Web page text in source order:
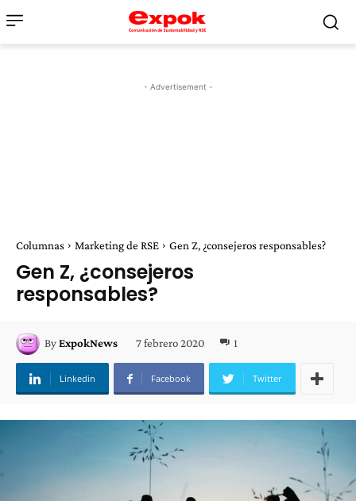
- Advertisement -
Columnas Marketing de RSE Gen Z, ¿consejeros responsables?
Gen Z, ¿consejeros
responsables?
ByExpokNews 7 febrero 2020 1
Linkedin Facebook Twitter